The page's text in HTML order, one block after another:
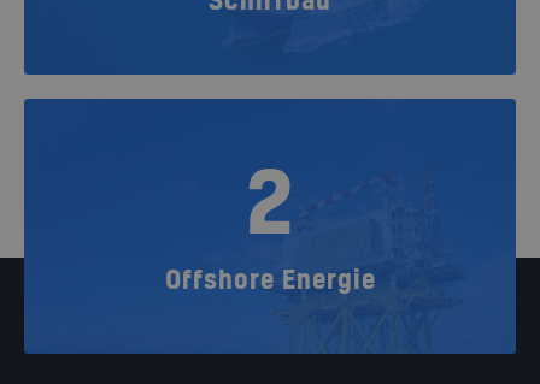
2
Offshore Energie